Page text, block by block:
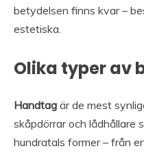
betydelsen finns kvar –
estetiska.
Olika typer av
Handtag är de mest
skåpdörrar och lådhållare
hundratals former – från